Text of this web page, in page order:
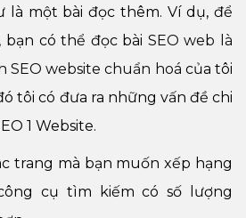
là một bài đọc thêm. Ví dụ, để
bạn có thể đọc bài SEO web là
SEO website chuẩn hoá của tôi
tôi có đưa ra những vấn đề chi
1 Website.
trang mà bạn muốn xếp hạng
cụ tìm kiếm có số lượng